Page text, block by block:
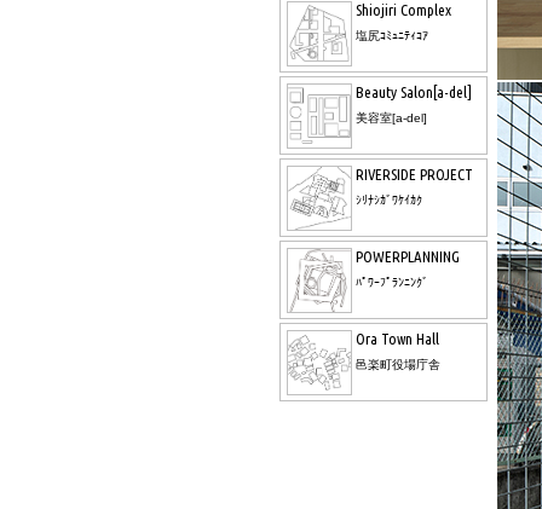
Shiojiri Complex
塩尻ｺﾐｭﾆﾃｨｺｱ
Beauty Salon[a-del]
美容室[a-del]
RIVERSIDE PROJECT
ｼﾘﾅｼｶﾞﾜｹｲｶｸ
POWERPLANNING
ﾊﾟﾜｰﾌﾟﾗﾝﾆﾝｸﾞ
Ora Town Hall
邑楽町役場庁舎